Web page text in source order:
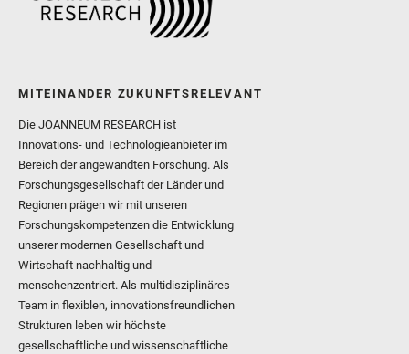
MITEINANDER ZUKUNFTSRELEVANT
Die JOANNEUM RESEARCH ist
Innovations- und Technologieanbieter im
Bereich der angewandten Forschung. Als
Forschungsgesellschaft der Länder und
Regionen prägen wir mit unseren
Forschungskompetenzen die Entwicklung
unserer modernen Gesellschaft und
Wirtschaft nachhaltig und
menschenzentriert. Als multidisziplinäres
Team in flexiblen, innovationsfreundlichen
Strukturen leben wir höchste
gesellschaftliche und wissenschaftliche